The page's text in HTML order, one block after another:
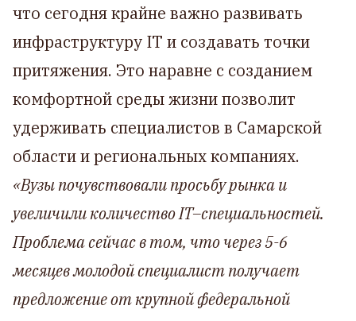
что сегодня крайне важно развивать
инфраструктуру IT и создавать точки
притяжения. Это наравне с созданием
комфортной среды жизни позволит
удерживать специалистов в Самарской
области и региональных компаниях.
«Вузы почувствовали просьбу рынка и
увеличили количество IT–специальностей.
Проблема сейчас в том, что через 5-6
месяцев молодой специалист получает
предложение от крупной федеральной